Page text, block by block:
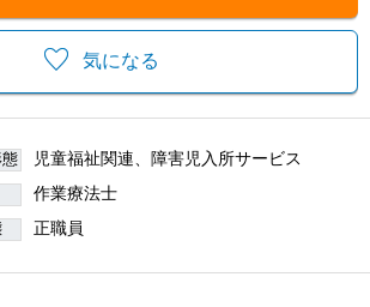
気になる
児童福祉関連、障害児入所サービス
作業療法士
正職員